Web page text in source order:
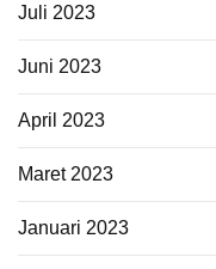
Juli 2023
Juni 2023
April 2023
Maret 2023
Januari 2023